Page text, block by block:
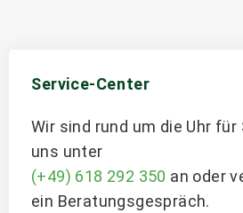
Service-Center
Wir sind rund um die Uhr für
uns unter
(+49) 618 292 350 an oder
ein Beratungsgespräch.